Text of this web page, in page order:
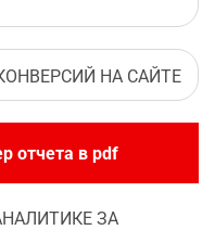
НА САЙТЕ
отчета в pdf
ЗА